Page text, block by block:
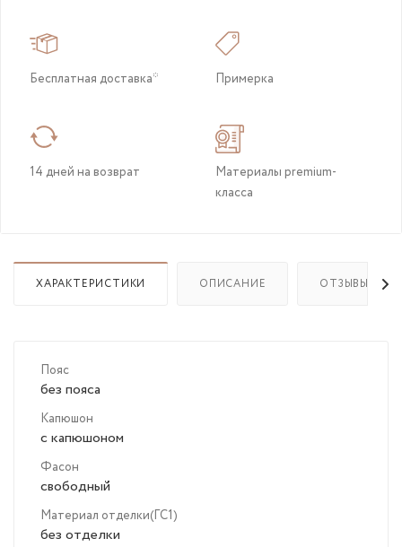
Бесплатная доставка* Примерка
14 дней на возврат
Материалы premium-
класса
ХАРАКТЕРИСТИКИ ОПИСАНИЕ ОТЗЫВЫ
Пояс
без пояса
Капюшон
с капюшоном
Фасон
свободный
Материал отделки(ГС1)
без отделки